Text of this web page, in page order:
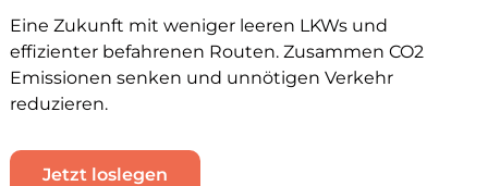
Eine Zukunft mit weniger leeren LKWs und
effizienter befahrenen Routen. Zusammen CO2
Emissionen senken und unnötigen Verkehr
reduzieren.
Jetzt loslegen